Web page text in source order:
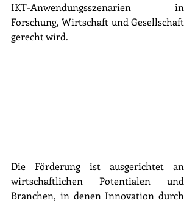
IKT-Anwendungsszenarien in
Forschung, Wirtschaft und Gesellschaft
gerecht wird.
Die Förderung ist ausgerichtet an
wirtschaftlichen Potentialen und
Branchen, in denen Innovation durch